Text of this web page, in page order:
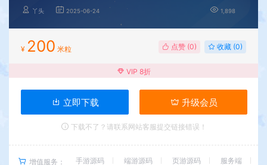
丫头 2025-06-24 1,898
¥ 200 米粒 点赞 (0) 收藏 (0)
VIP 8折
立即下载 升级会员
下载不了？请联系网站客服提交链接错误！
增值服务： 手游源码 端游源码 页游源码 服务端